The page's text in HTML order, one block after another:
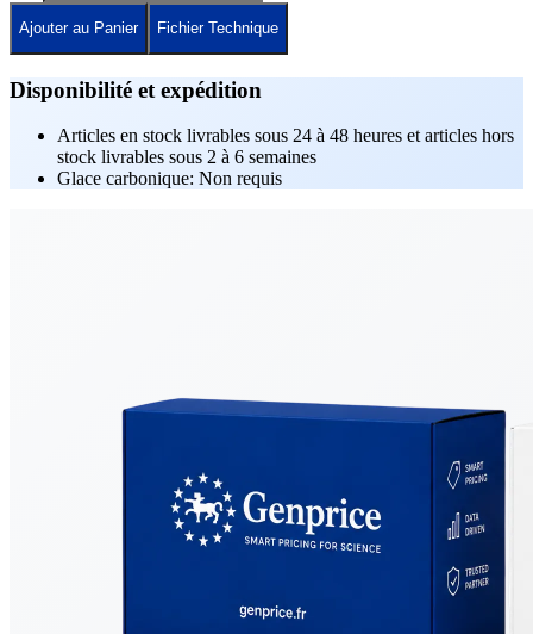
Ajouter au Panier Fichier Technique
Disponibilité et expédition
Articles en stock livrables sous 24 à 48 heures et articles hors
stock livrables sous 2 à 6 semaines
Glace carbonique: Non requis